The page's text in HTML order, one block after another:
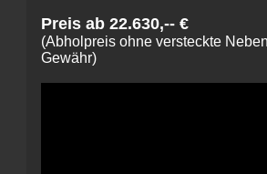
Preis ab 22.630,-- €
(Abholpreis ohne versteckte
Gewähr)